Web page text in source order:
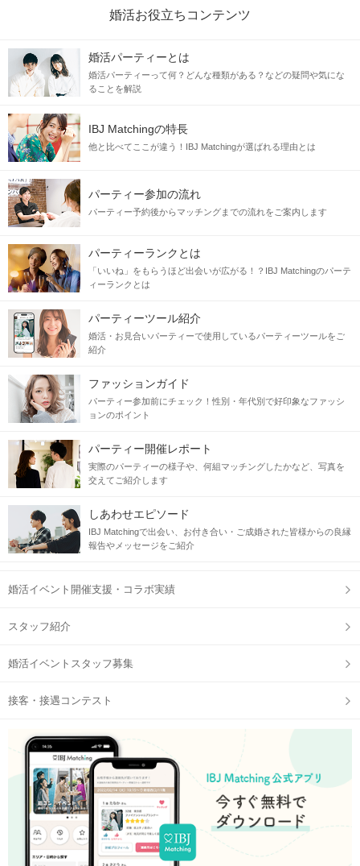
婚活お役立ちコンテンツ
婚活パーティーとは
婚活パーティーって何？どんな種類がある？などの疑問や気にな
ることを解説
IBJ Matchingの特長
他と比べてここが違う！IBJ Matchingが選ばれる理由とは
パーティー参加の流れ
パーティー予約後からマッチングまでの流れをご案内します
パーティーランクとは
「いいね」をもらうほど出会いが広がる！？IBJ Matchingのパーテ
ィーランクとは
パーティーツール紹介
婚活・お見合いパーティーで使用しているパーティーツールをご
紹介
ファッションガイド
パーティー参加前にチェック！性別・年代別で好印象なファッシ
ョンのポイント
パーティー開催レポート
実際のパーティーの様子や、何組マッチングしたかなど、写真を
交えてご紹介します
しあわせエピソード
IBJ Matchingで出会い、お付き合い・ご成婚された皆様からの良縁
報告やメッセージをご紹介
婚活イベント開催支援・コラボ実績
スタッフ紹介
婚活イベントスタッフ募集
接客・接遇コンテスト